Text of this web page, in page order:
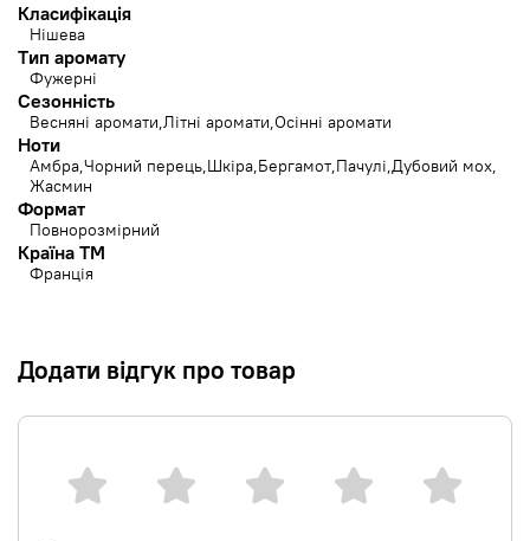
Класифікація
Нішева
Тип аромату
Фужерні
Сезонність
Весняні аромати Літні аромати Осінні аромати
Ноти
Амбра Чорний перець Шкіра Бергамот Пачулі Дубовий мох
Жасмин
Формат
Повнорозмірний
Країна ТМ
Франція
Додати відгук про товар